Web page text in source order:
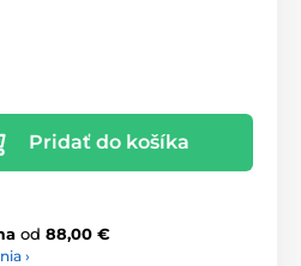
Pridať do košíka
od 88,00 €
›